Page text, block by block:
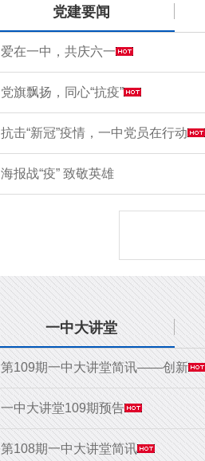
党建要闻
爱在一中，共庆六一
党旗飘扬，同心“抗疫”
抗击“新冠”疫情，一中党员在行动
海报战“疫” 致敬英雄
一中大讲堂
第109期一中大讲堂简讯——创新
一中大讲堂109期预告
第108期一中大讲堂简讯